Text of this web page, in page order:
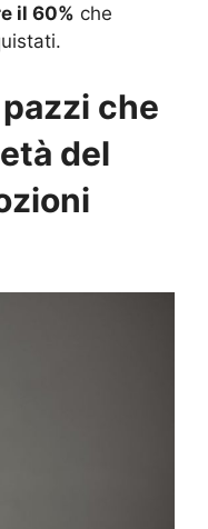
il 60% che
che
del